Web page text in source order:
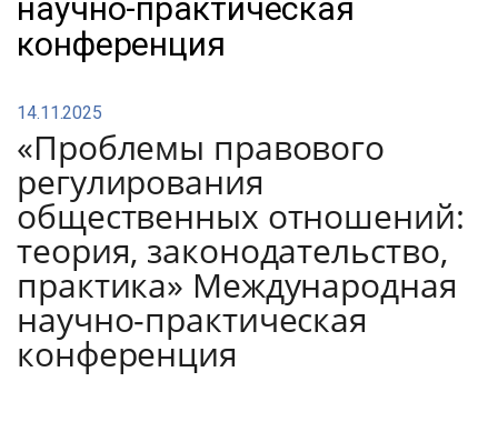
научно-практическая
конференция
14.11.2025
«Проблемы правового
регулирования
общественных отношений:
теория, законодательство,
практика» Международная
научно-практическая
конференция